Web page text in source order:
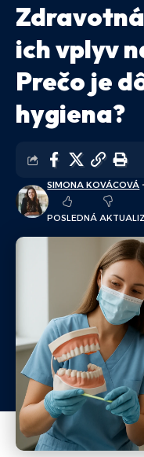
ich vplyv
Prečo je
hygiena?
POSLEDNÁ
SIMONA KOVÁCOVÁ